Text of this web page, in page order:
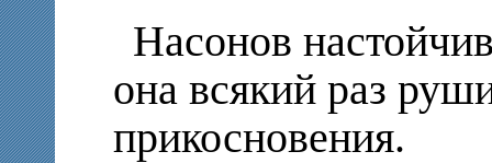
Насонов
она всякий раз
прикосновения.